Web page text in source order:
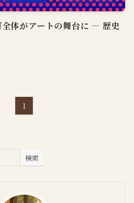
体がアートの舞台に — 歴史
1
検索